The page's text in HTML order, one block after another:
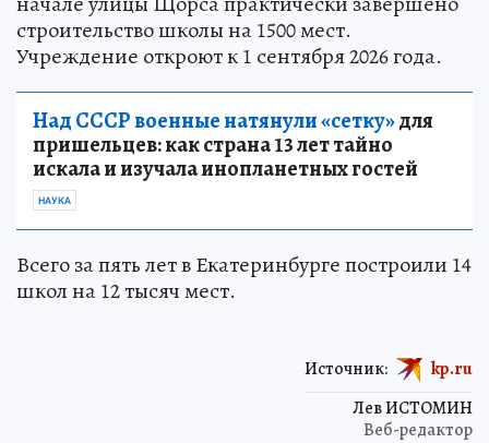
строительство школы на 1500 мест.
Учреждение откроют к 1 сентября 2026 года.
Над СССР военные натянули «сетку»для
пришельцев: как страна 13 лет тайно
искала и изучала инопланетных гостей
НАУКА
Всего за пять лет в Екатеринбурге построили 14
школ на 12 тысяч мест.
Лев ИСТОМИН
Веб-редактор
Источник: kp.ru